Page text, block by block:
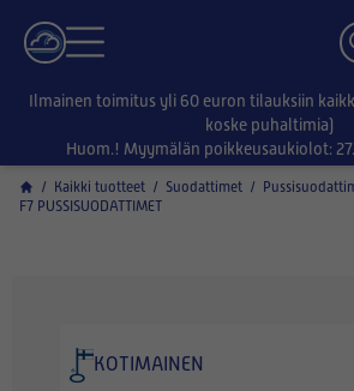
Ilmainen toimitus yli 60 euron tilauksiin
koske puhaltimia)
Huom.! Myymälän poikkeusaukiolot:
/ Kaikki tuotteet / Suodattimet /
F7 PUSSISUODATTIMET
KOTIMAINEN